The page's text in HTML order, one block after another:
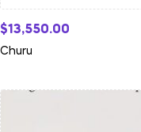
$13,550.00
Churu